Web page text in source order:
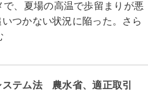
、夏場の高温で歩留まりが悪
つかない状況に陥った。さら
テム法 農水省、適正取引